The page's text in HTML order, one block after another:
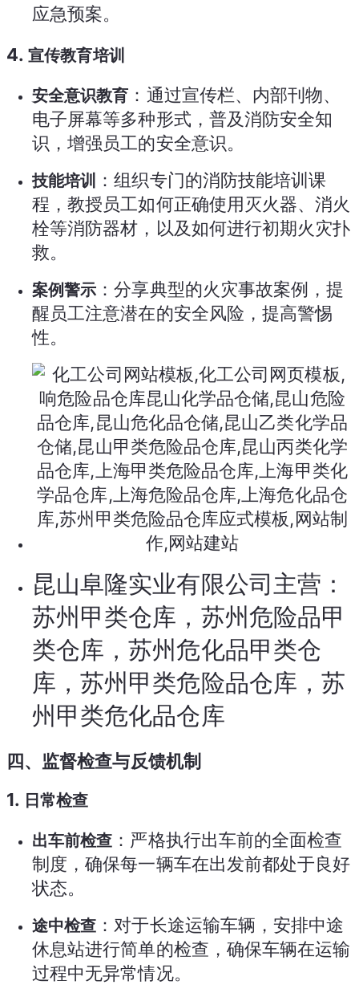
应急预案。
4.宣传教育培训
安全意识教育 ：通过宣传栏、内部刊物、
电子屏幕等多种形式，普及消防安全知
识，增强员工的安全意识。
技能培训 ：组织专门的消防技能培训课
程，教授员工如何正确使用灭火器、消火
栓等消防器材，以及如何进行初期火灾扑
救。
案例警示 ：分享典型的火灾事故案例，提
醒员工注意潜在的安全风险，提高警惕
性。
昆山阜隆实业有限公司主营：
苏州甲类仓库，苏州危险品甲
类仓库，苏州危化品甲类仓
库，苏州甲类危险品仓库，苏
州甲类危化品仓库
四、监督检查与反馈机制
1. 日常检查
出车前检查 ：严格执行出车前的全面检查
制度，确保每一辆车在出发前都处于良好
状态。
途中检查 ：对于长途运输车辆，安排中途
休息站进行简单的检查，确保车辆在运输
过程中无异常情况。